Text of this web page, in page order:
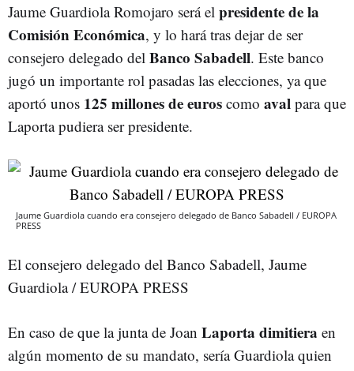
Jaume Guardiola Romojaro será el presidente de la
Comisión Económica, y lo hará tras dejar de ser
consejero delegado del Banco Sabadell. Este banco
jugó un importante rol pasadas las elecciones, ya que
aportó unos 125 millones de euros como aval para que
Laporta pudiera ser presidente.
Jaume Guardiola cuando era consejero delegado de Banco Sabadell / EUROPA
PRESS
El consejero delegado del Banco Sabadell, Jaume
Guardiola / EUROPA PRESS
En caso de que la junta de Joan Laporta dimitiera en
algún momento de su mandato, sería Guardiola quien